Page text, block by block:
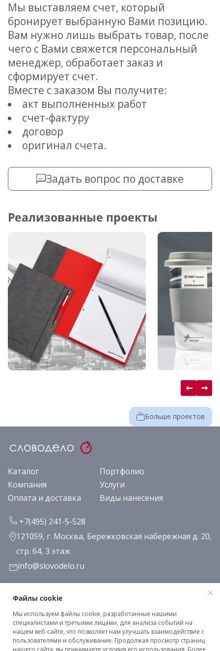
Мы выставляем счет, который
бронирует выбранную Вами позицию.
Вам нужно лишь выбрать товар, после
чего с Вами свяжется персональный
менеджер, обработает заказ и
сформирует счет.
Вместе с заказом Вы получите:
акт выполненных работ
счет-фактуру
договор
оригинал счета.
Задать вопрос по доставке
Реализованные проекты
Больше проектов
Каталог
Портфолио
Компания
Услуги
Оплата и доставка
Виды нанесения
+7(495) 241-5-528
121059, г. Москва, Бережковская набережная д. 20,
стр. 64, 3 этаж
info@slovodelo.ru
Заказать звонок
Подписаться на рассылку
Файлы cookie
Мы используем файлы cookie, разработанные нашими
специалистами и третьими лицами, для анализа событий на
нашем веб-сайте, что позволяет нам улучшать взаимодействие с
пользователями и обслуживание. Продолжая просмотр страниц
нашего сайта, вы принимаете условия его использования. Более